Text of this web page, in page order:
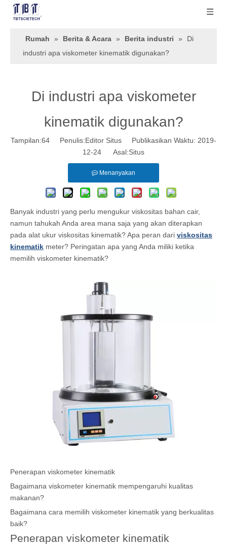
Rumah » Berita & Acara » Berita industri »
Di
industri apa viskometer kinematik digunakan?
Di industri apa viskometer
kinematik digunakan?
Tampilan:64 Penulis:Editor Situs Publikasikan Waktu: 2019-
12-24 Asal:Situs
Menanyakan
Banyak industri yang perlu mengukur viskositas bahan cair,
namun tahukah Anda area mana saja yang akan diterapkan
pada alat ukur viskositas kinematik? Apa peran dari viskositas
kinematik meter? Peringatan apa yang Anda miliki ketika
memilih viskometer kinematik?
Penerapan viskometer kinematik
Bagaimana viskometer kinematik mempengaruhi kualitas
makanan?
Bagaimana cara memilih viskometer kinematik yang berkualitas
baik?
Penerapan viskometer kinematik